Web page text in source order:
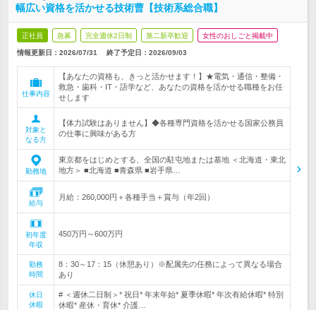
幅広い資格を活かせる技術曹【技術系総合職】
正社員 急募 完全週休2日制 第二新卒歓迎 女性のおしごと掲載中
情報更新日：2026/07/31 終了予定日： 2026/09/03
仕事内容
【あなたの資格も、きっと活かせます！】★電気・通信・整備・
救急・歯科・IT・語学など、あなたの資格を活かせる職種をお任
せします
対象と
なる方
【体力試験はありません】◆各種専門資格を活かせる国家公務員
の仕事に興味がある方
勤務地
東京都をはじめとする、全国の駐屯地または基地 ＜北海道・東北
地方＞ ■北海道 ■青森県 ■岩手県…
給与
月給：260,000円＋各種手当＋賞与（年2回）
初年度
年収
450万円～600万円
勤務
時間
8：30～17：15（休憩あり）※配属先の任務によって異なる場合
あり
休日
休暇
# ＜週休二日制＞* 祝日* 年末年始* 夏季休暇* 年次有給休暇* 特別
休暇* 産休・育休* 介護…